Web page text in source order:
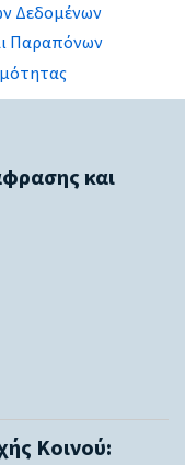
Δεδομένων
Παραπόνων
και
Κοινού: